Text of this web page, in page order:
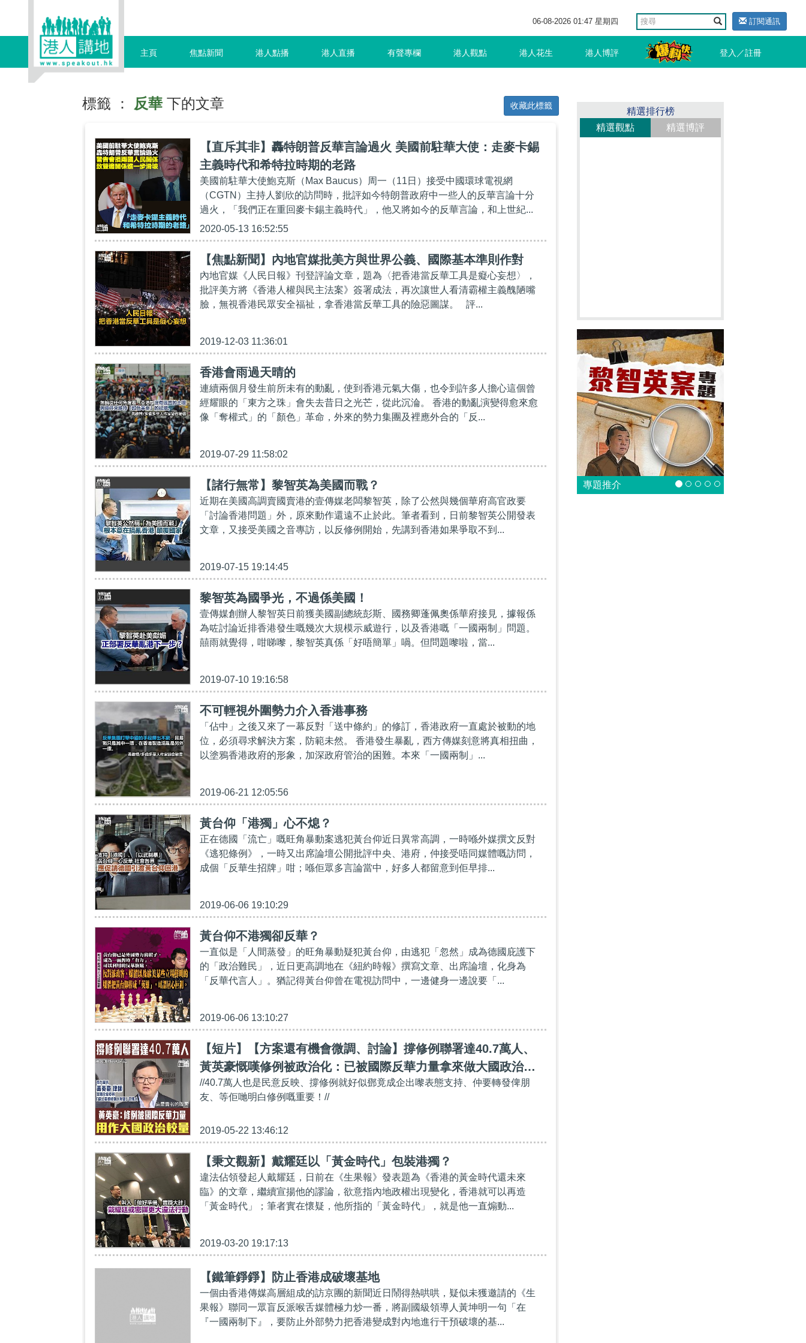
06-08-2026 01:47 星期四 訂閱通訊
主頁 焦點新聞 港人點播 港人直播 有聲專欄 港人觀點 港人花生 港人博評 登入／註冊
標籤 ： 反華 下的文章 收藏此標籤
【直斥其非】轟特朗普反華言論過火 美國前駐華大使：走麥卡錫
主義時代和希特拉時期的老路
美國前駐華大使鮑克斯（Max Baucus）周一（11日）接受中國環球電視網
（CGTN）主持人劉欣的訪問時，批評如今特朗普政府中一些人的反華言論十分
過火，「我們正在重回麥卡錫主義時代」，他又將如今的反華言論，和上世紀...
2020-05-13 16:52:55
【焦點新聞】內地官媒批美方與世界公義、國際基本準則作對
內地官媒《人民日報》刊登評論文章，題為〈把香港當反華工具是癡心妄想〉，
批評美方將《香港人權與民主法案》簽署成法，再次讓世人看清霸權主義醜陋嘴
臉，無視香港民眾安全福祉，拿香港當反華工具的險惡圖謀。 評...
2019-12-03 11:36:01
香港會雨過天晴的
連續兩個月發生前所未有的動亂，使到香港元氣大傷，也令到許多人擔心這個曾
經耀眼的「東方之珠」會失去昔日之光芒，從此沉淪。 香港的動亂演變得愈來愈
像「奪權式」的「顏色」革命，外來的勢力集團及裡應外合的「反...
2019-07-29 11:58:02
【諸行無常】黎智英為美國而戰？
近期在美國高調賣國賣港的壹傳媒老闆黎智英，除了公然與幾個華府高官政要
「討論香港問題」外，原來動作還遠不止於此。筆者看到，日前黎智英公開發表
文章，又接受美國之音專訪，以反修例開始，先講到香港如果爭取不到...
2019-07-15 19:14:45
黎智英為國爭光，不過係美國！
壹傳媒創辦人黎智英日前獲美國副總統彭斯、國務卿蓬佩奧係華府接見，據報係
為咗討論近排香港發生嘅幾次大規模示威遊行，以及香港嘅「一國兩制」問題。
囍雨就覺得，咁睇嚟，黎智英真係「好唔簡單」喎。但問題嚟啦，當...
2019-07-10 19:16:58
不可輕視外圍勢力介入香港事務
「佔中」之後又來了一幕反對「送中條約」的修訂，香港政府一直處於被動的地
位，必須尋求解決方案，防範未然。 香港發生暴亂，西方傳媒刻意將真相扭曲，
以塗鴉香港政府的形象，加深政府管治的困難。本來「一國兩制」...
2019-06-21 12:05:56
黃台仰「港獨」心不熄？
正在德國「流亡」嘅旺角暴動案逃犯黃台仰近日異常高調，一時喺外媒撰文反對
《逃犯條例》，一時又出席論壇公開批評中央、港府，仲接受唔同媒體嘅訪問，
成個「反華生招牌」咁；喺佢眾多言論當中，好多人都留意到佢早排...
2019-06-06 19:10:29
黃台仰不港獨卻反華？
一直似是「人間蒸發」的旺角暴動疑犯黃台仰，由逃犯「忽然」成為德國庇護下
的「政治難民」，近日更高調地在《紐約時報》撰寫文章、出席論壇，化身為
「反華代言人」。猶記得黃台仰曾在電視訪問中，一邊健身一邊說要「...
2019-06-06 13:10:27
【短片】【方案還有機會微調、討論】撐修例聯署達40.7萬人、
黃英豪慨嘆修例被政治化：已被國際反華力量拿來做大國政治較
量
//40.7萬人也是民意反映、撐修例就好似鄧竟成企出嚟表態支持、仲要轉發俾朋
友、等佢哋明白修例嘅重要！//
2019-05-22 13:46:12
【秉文觀新】戴耀廷以「黃金時代」包裝港獨？
違法佔領發起人戴耀廷，日前在《生果報》發表題為《香港的黃金時代還未來
臨》的文章，繼續宣揚他的謬論，欲意指內地政權出現變化，香港就可以再造
「黃金時代」；筆者實在懷疑，他所指的「黃金時代」，就是他一直煽動...
2019-03-20 19:17:13
【鐵筆錚錚】防止香港成破壞基地
一個由香港傳媒高層組成的訪京團的新聞近日鬧得熱哄哄，疑似未獲邀請的《生
果報》聯同一眾盲反派喉舌媒體極力炒一番，將副國級領導人黃坤明一句「在
『一國兩制下』，要防止外部勢力把香港變成對內地進行干預破壞的基...
精選排行榜
精選觀點
精選博評
專題推介